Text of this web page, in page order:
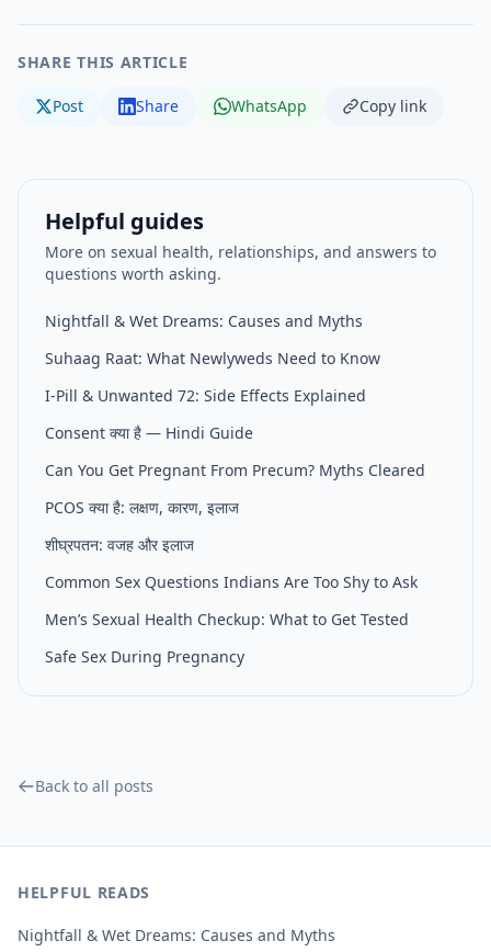
SHARE THIS ARTICLE
Post Share WhatsApp Copy link
Helpful guides
More on sexual health, relationships, and answers to
questions worth asking.
Nightfall & Wet Dreams: Causes and Myths
Suhaag Raat: What Newlyweds Need to Know
I-Pill & Unwanted 72: Side Effects Explained
Consent क्या है — Hindi Guide
Can You Get Pregnant From Precum? Myths Cleared
PCOS क्या है: लक्षण, कारण, इलाज
शीघ्रपतन: वजह और इलाज
Common Sex Questions Indians Are Too Shy to Ask
Men’s Sexual Health Checkup: What to Get Tested
Safe Sex During Pregnancy
Back to all posts
HELPFUL READS
Nightfall & Wet Dreams: Causes and Myths